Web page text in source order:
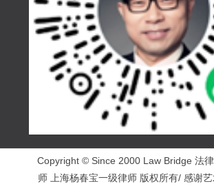
Copyright © Since 2000 Law Bridge 法
师 上海杨春宝一级律师 版权所有/ 感谢